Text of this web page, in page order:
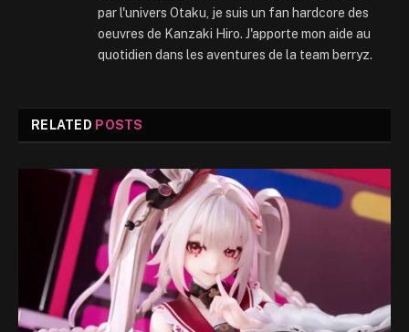
par l'univers Otaku, je suis un fan hardcore des
oeuvres de Kanzaki Hiro. J'apporte mon aide au
quotidien dans les aventures de la team berryz.
RELATED POSTS